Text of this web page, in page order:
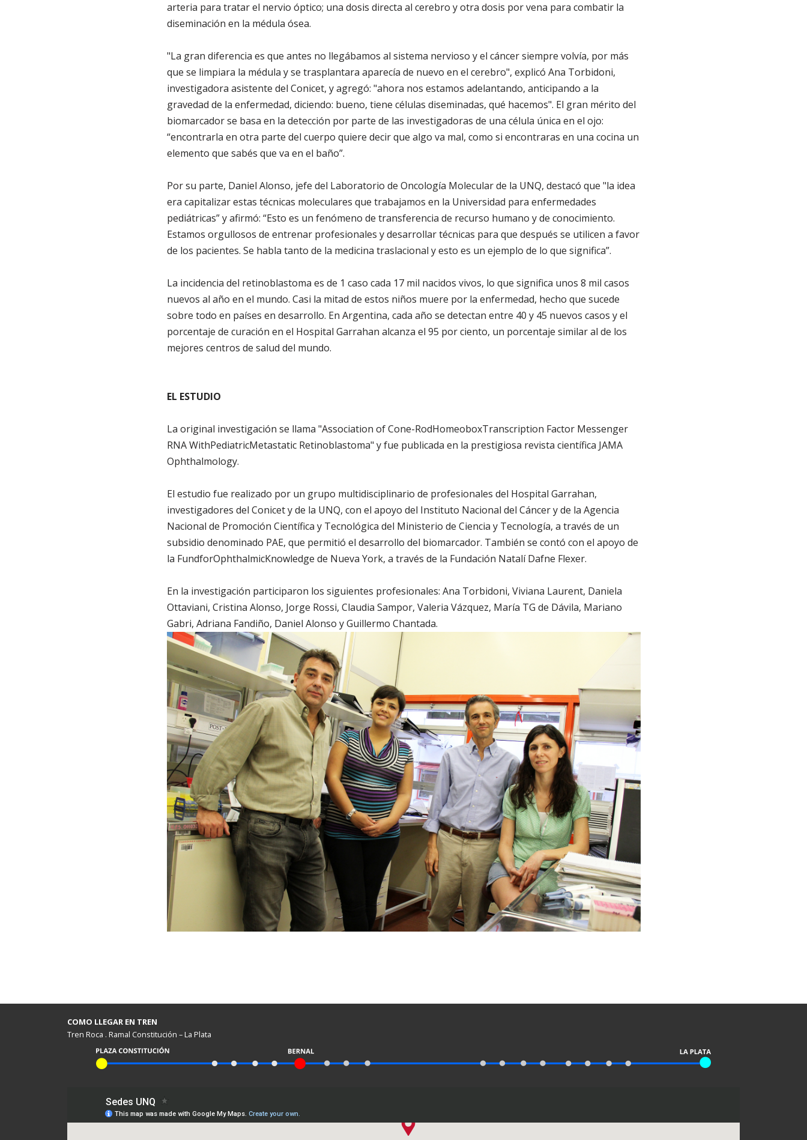
arteria para tratar el nervio óptico; una dosis directa al cerebro y otra dosis por vena para combatir la
diseminación en la médula ósea.
"La gran diferencia es que antes no llegábamos al sistema nervioso y el cáncer siempre volvía, por más
que se limpiara la médula y se trasplantara aparecía de nuevo en el cerebro", explicó Ana Torbidoni,
investigadora asistente del Conicet, y agregó: "ahora nos estamos adelantando, anticipando a la
gravedad de la enfermedad, diciendo: bueno, tiene células diseminadas, qué hacemos". El gran mérito del
biomarcador se basa en la detección por parte de las investigadoras de una célula única en el ojo:
“encontrarla en otra parte del cuerpo quiere decir que algo va mal, como si encontraras en una cocina un
elemento que sabés que va en el baño”.
Por su parte, Daniel Alonso, jefe del Laboratorio de Oncología Molecular de la UNQ, destacó que "la idea
era capitalizar estas técnicas moleculares que trabajamos en la Universidad para enfermedades
pediátricas” y afirmó: “Esto es un fenómeno de transferencia de recurso humano y de conocimiento.
Estamos orgullosos de entrenar profesionales y desarrollar técnicas para que después se utilicen a favor
de los pacientes. Se habla tanto de la medicina traslacional y esto es un ejemplo de lo que significa”.
La incidencia del retinoblastoma es de 1 caso cada 17 mil nacidos vivos, lo que significa unos 8 mil casos
nuevos al año en el mundo. Casi la mitad de estos niños muere por la enfermedad, hecho que sucede
sobre todo en países en desarrollo. En Argentina, cada año se detectan entre 40 y 45 nuevos casos y el
porcentaje de curación en el Hospital Garrahan alcanza el 95 por ciento, un porcentaje similar al de los
mejores centros de salud del mundo.
EL ESTUDIO
La original investigación se llama "Association of Cone-RodHomeoboxTranscription Factor Messenger
RNA WithPediatricMetastatic Retinoblastoma" y fue publicada en la prestigiosa revista científica JAMA
Ophthalmology.
El estudio fue realizado por un grupo multidisciplinario de profesionales del Hospital Garrahan,
investigadores del Conicet y de la UNQ, con el apoyo del Instituto Nacional del Cáncer y de la Agencia
Nacional de Promoción Científica y Tecnológica del Ministerio de Ciencia y Tecnología, a través de un
subsidio denominado PAE, que permitió el desarrollo del biomarcador. También se contó con el apoyo de
la FundforOphthalmicKnowledge de Nueva York, a través de la Fundación Natalí Dafne Flexer.
En la investigación participaron los siguientes profesionales: Ana Torbidoni, Viviana Laurent, Daniela
Ottaviani, Cristina Alonso, Jorge Rossi, Claudia Sampor, Valeria Vázquez, María TG de Dávila, Mariano
Gabri, Adriana Fandiño, Daniel Alonso y Guillermo Chantada.
COMO LLEGAR EN TREN
Tren Roca . Ramal Constitución – La Plata